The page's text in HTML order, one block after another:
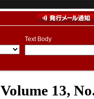
Text Body
Volume 13,